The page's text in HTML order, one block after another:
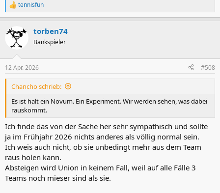
R
e
k
e
n
tennisfun
torben74
Bankspieler
12 Apr. 2026 #508
Chancho schrieb:
Es ist halt ein Novum. Ein Experiment. Wir werden sehen, was dabei
rauskommt.
Ich finde das von der Sache her sehr sympathisch und sollte
ja im Frühjahr 2026 nichts anderes als völlig normal sein.
Ich weis auch nicht, ob sie unbedingt mehr aus dem Team
raus holen kann.
Absteigen wird Union in keinem Fall, weil auf alle Fälle 3
Teams noch mieser sind als sie.